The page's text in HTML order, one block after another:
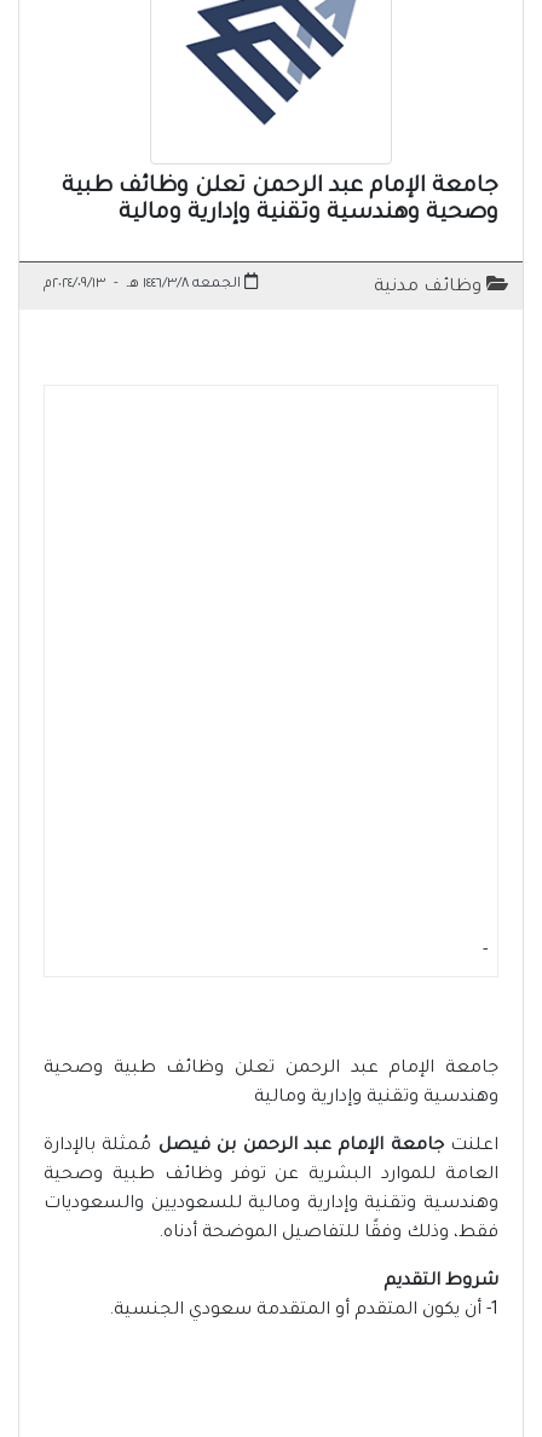
جامعة الإمام عبد الرحمن تعلن وظائف طبية
وصحية وهندسية وتقنية وإدارية ومالية
وظائف مدنية الجمعه ١٤٤٦/٣/٨ هـ - ٢٠٢٤/٠٩/١٣م
-
جامعة الإمام عبد الرحمن تعلن وظائف طبية وصحية
وهندسية وتقنية وإدارية ومالية
اعلنتجامعة الإمام عبد الرحمن بن فيصل مُمثلة بالإدارة
العامة للموارد البشرية عن توفر وظائف طبية وصحية
وهندسية وتقنية وإدارية ومالية للسعوديين والسعوديات
فقط، وذلك وفقًا للتفاصيل الموضحة أدناه.
شروط التقديم
1- أن يكون المتقدم أو المتقدمة سعودي الجنسية.